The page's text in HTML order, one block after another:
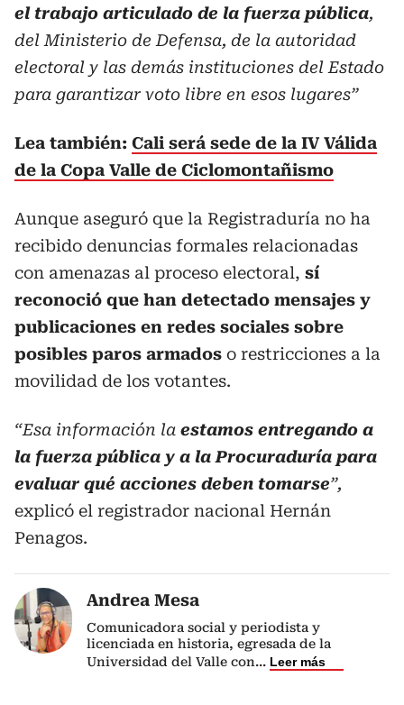
el trabajo articulado de la fuerza pública,
del Ministerio de Defensa, de la autoridad
electoral y las demás instituciones del Estado
para garantizar voto libre en esos lugares”
Lea también: Cali será sede de la IV Válida
de la Copa Valle de Ciclomontañismo
Aunque aseguró que la Registraduría no ha
recibido denuncias formales relacionadas
con amenazas al proceso electoral, sí
reconoció que han detectado mensajes y
publicaciones en redes sociales sobre
posibles paros armados o restricciones a la
movilidad de los votantes.
“Esa información la estamos entregando a
la fuerza pública y a la Procuraduría para
evaluar qué acciones deben tomarse”,
explicó el registrador nacional Hernán
Penagos.
Andrea Mesa
Comunicadora social y periodista y
licenciada en historia, egresada de la
Universidad del Valle con... Leer más